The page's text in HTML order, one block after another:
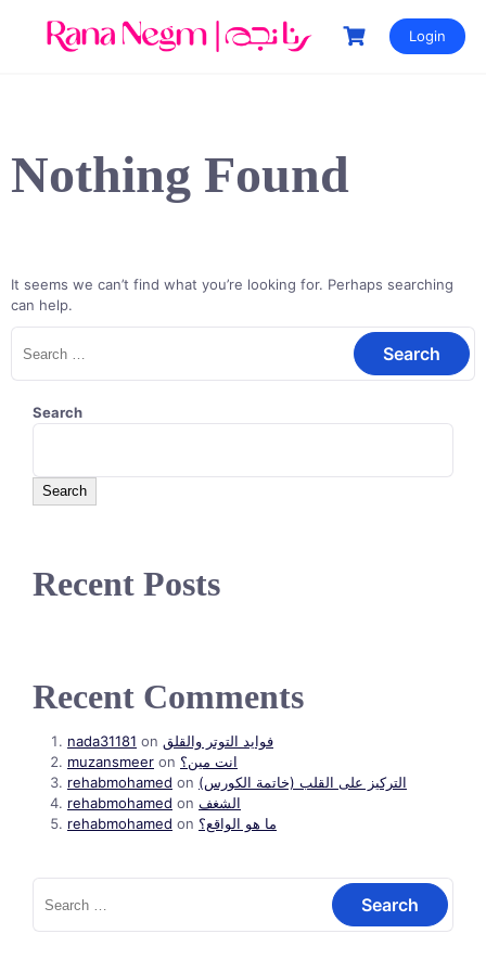
Login
Nothing Found
It seems we can’t find what you’re looking for. Perhaps searching
can help.
Search
Search
Recent Posts
Recent Comments
nada31181 on فوايد التوتر والقلق
muzansmeer on انت مين؟
rehabmohamed on التركيز على القلب (خاتمة الكورس)
rehabmohamed on الشغف
rehabmohamed on ما هو الواقع؟